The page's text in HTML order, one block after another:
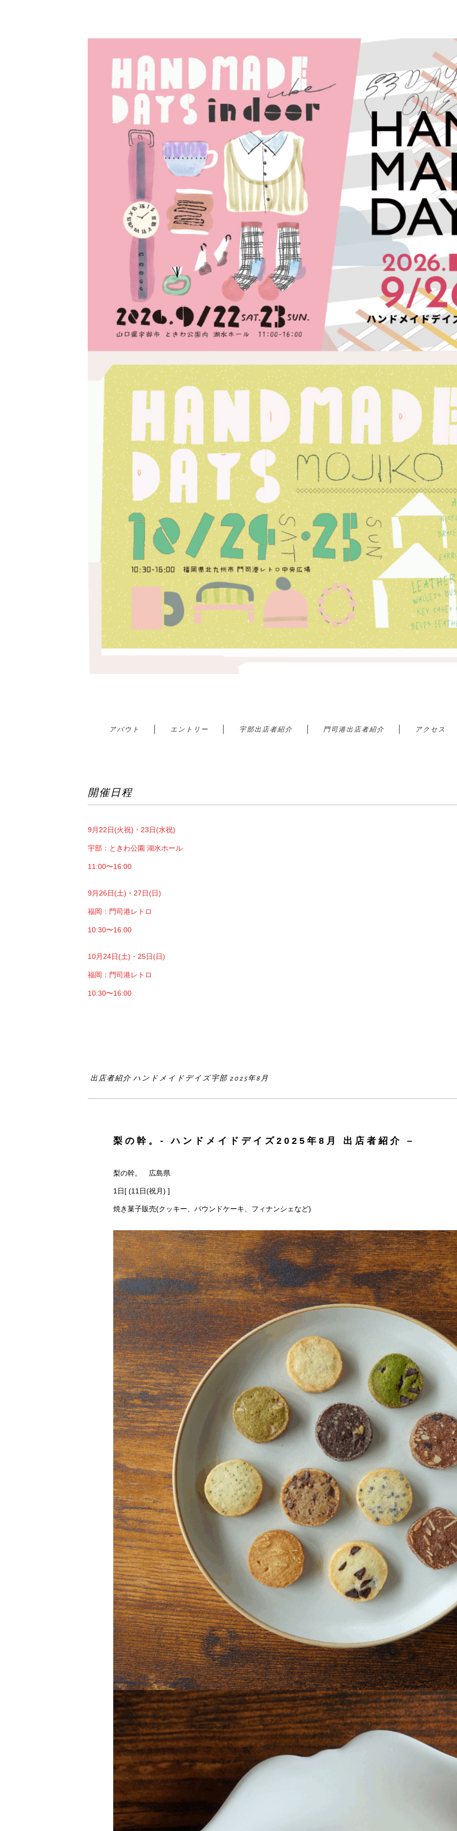
アバウト ｜ エントリー ｜ 宇部出店者紹介 ｜ 門司港出店者紹介 ｜ アクセス
開催日程
9月22日(火祝)・23日(水祝)
宇部：ときわ公園 湖水ホール
11:00〜16:00
9月26日(土)・27日(日)
福岡：門司港レトロ
10:30〜16:00
10月24日(土)・25日(日)
福岡：門司港レトロ
10:30〜16:00
出店者紹介 ハンドメイドデイズ宇部 2025年8月
梨の幹。- ハンドメイドデイズ2025年8月 出店者紹介 –
梨の幹。 広島県
1日[ (11日(祝月) ]
焼き菓子販売(クッキー、パウンドケーキ、フィナンシェなど)